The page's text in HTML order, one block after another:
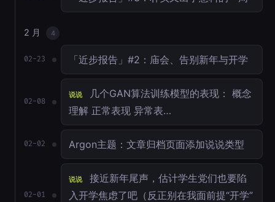
2 月 4
02-23 「近步报告」#2：庙会、告别新年与开学
02-08
说说
几个GAN算法训练模型的表现： 概念
理解 正常表现 异常表…
02-02 Argon主题：文章归档页面添加说说类型
02-01
说说
接近新年尾声，估计学生党们也要陷
入开学焦虑了吧（反正别在我面前提“开学”